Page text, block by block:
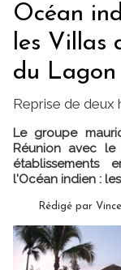
Océan
les Villas
du Lagon
Reprise de deux
Le groupe
Réunion avec
établissements
l'Océan indien :
Rédigé par